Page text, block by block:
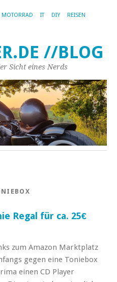
MOTORRAD IT DIY REISEN
//BLOG
Sicht eines Nerds
Regal für ca. 25€
zum Amazon Marktplatz
gegen eine Toniebox
einen CD Player